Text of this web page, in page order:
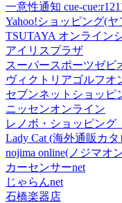
一意性通知 cue-
Yahoo!ショッピング(
TSUTAYA オンライン
アイリスプラザ
スーパースポーツゼビ
ヴィクトリアゴルフオ
セブンネットショッピ
ニッセンオンライン
レノボ・ショッピン
Lady Cat (海外通販カ
nojima online(ノジマオ
カーセンサーnet
じゃらんnet
石橋楽器店